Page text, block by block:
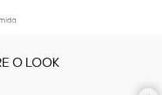
O LOOK